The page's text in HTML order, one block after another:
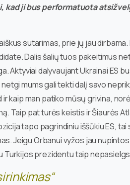
kad ji bus performatuota
sutarimas, prie jų jau
Dalis šalių tuos pakeitimus
Aktyviai dalyvaujant Ukrainai ES
mums gali tekti dalį savo
kaip man patiko mūsų grivina,
Taip pat turės keistis ir Šiaurės
tapo pagrindiniu iššūkiu ES, tai
Jeigu Orbanui vyžos jau
Turkijos prezidentu taip